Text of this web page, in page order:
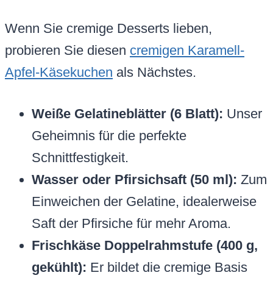
Wenn Sie cremige Desserts lieben,
probieren Sie diesen cremigen Karamell-
Apfel-Käsekuchen als Nächstes.
Weiße Gelatineblätter (6 Blatt): Unser
Geheimnis für die perfekte
Schnittfestigkeit.
Wasser oder Pfirsichsaft (50 ml): Zum
Einweichen der Gelatine, idealerweise
Saft der Pfirsiche für mehr Aroma.
Frischkäse Doppelrahmstufe (400 g,
gekühlt): Er bildet die cremige Basis